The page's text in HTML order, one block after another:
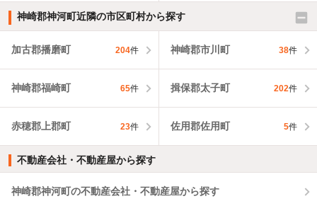
神崎郡神河町近隣の市区町村から探す
加古郡播磨町 204件 神崎郡市川町 38件
神崎郡福崎町 65件 揖保郡太子町 202件
赤穂郡上郡町 23件 佐用郡佐用町 5件
不動産会社・不動産屋から探す
神崎郡神河町の不動産会社・不動産屋から探す